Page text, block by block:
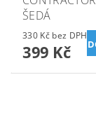
ŠEDÁ
330 Kč bez DPH
399 Kč